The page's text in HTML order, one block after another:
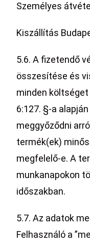
Személyes
Kiszállítás
5.6. A fizetendő
összesítése és
minden
6:127. §-a
meggyőződni
termék(ek)
megfelelő-e. A
munkanapokon
időszakban.
5.7. Az adatok
Felhasználó a